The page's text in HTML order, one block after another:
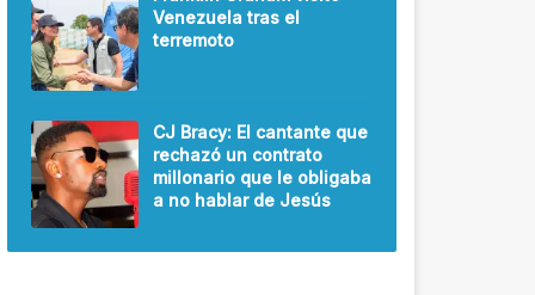
Venezuela tras el
terremoto
CJ Bracy: El cantante que
rechazó un contrato
millonario que le obligaba
a no hablar de Jesús